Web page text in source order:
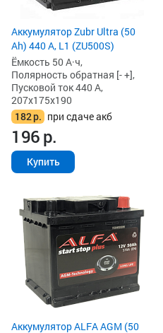
Аккумулятор Zubr Ultra (50
Ah) 440 А, L1 (ZU500S)
Ёмкость 50 А·ч,
Полярность обратная [- +],
Пусковой ток 440 А,
207x175x190
182р. при сдаче акб
196р.
Купить
Аккумулятор ALFA AGM (50